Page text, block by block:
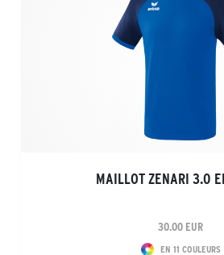
MAILLOT ZENARI 3.0
30.00 EUR
EN 11 COULEURS